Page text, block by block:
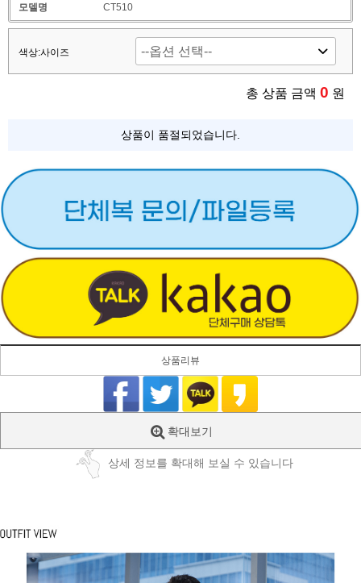
모델명
CT510
색상:사이즈
총 상품 금액 0 원
상품이 품절되었습니다.
상품리뷰
확대보기
상세 정보를 확대해 보실 수 있습니다